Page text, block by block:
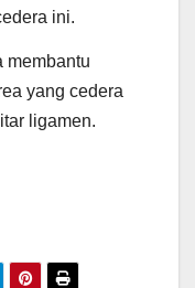
ini.
membantu
yang cedera
ligamen.